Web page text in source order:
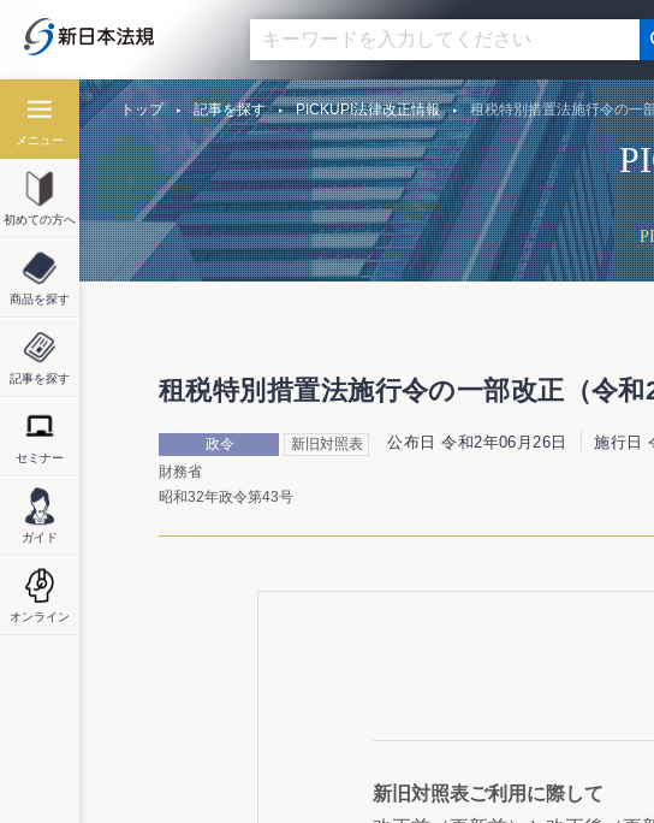
メニュー
初めての方へ
商品を探す
記事を探す
セミナー
ガイド
オンライン
トップ 記事を探す PICKUP!法律改正情報 租税特別措置法施行令の一
租税特別措置法施行令の一部改正（令
政令 新旧対照表 公布日 令和2年06月26日 施行日
財務省
昭和32年政令第43号
新旧対照表ご利用に際して